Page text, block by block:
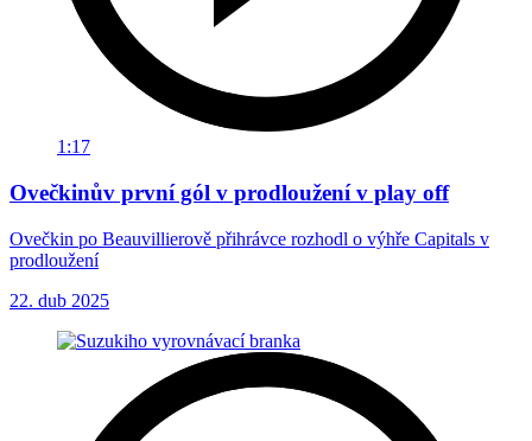
1:17
Ovečkinův první gól v prodloužení v play off
Ovečkin po Beauvillierově přihrávce rozhodl o výhře Capitals v
prodloužení
22. dub 2025